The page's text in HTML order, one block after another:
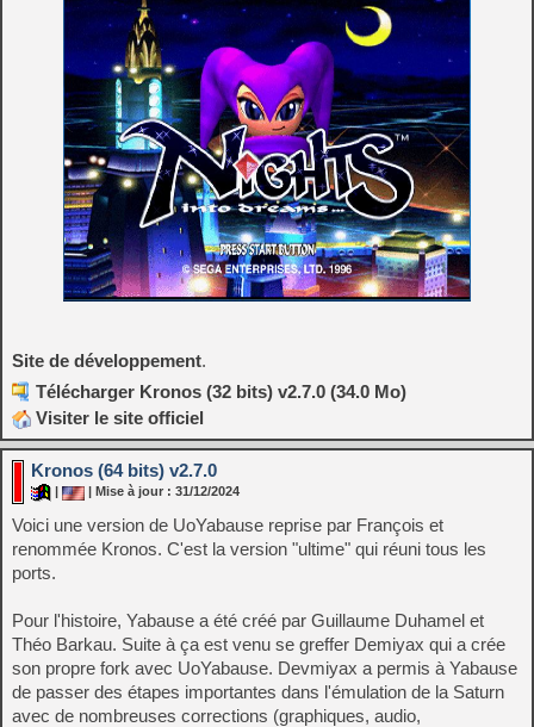
Site de développement.
Télécharger Kronos (32 bits) v2.7.0 (34.0 Mo)
Visiter le site officiel
Kronos (64 bits) v2.7.0
| Mise à jour : 31/12/2024
Voici une version de UoYabause reprise par François et
renommée Kronos. C'est la version "ultime" qui réuni tous les
ports.
Pour l'histoire, Yabause a été créé par Guillaume Duhamel et
Théo Barkau. Suite à ça est venu se greffer Demiyax qui a crée
son propre fork avec UoYabause. Devmiyax a permis à Yabause
de passer des étapes importantes dans l'émulation de la Saturn
avec de nombreuses corrections (graphiques, audio,